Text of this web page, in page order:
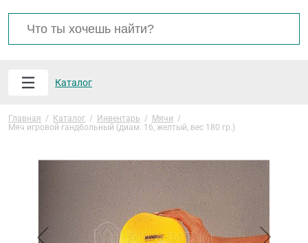
Каталог
Главная / Каталог / Инвентарь / Мячи /
Мяч игровой гандбольный (диам. 16, желтый, вес 180 гр.)